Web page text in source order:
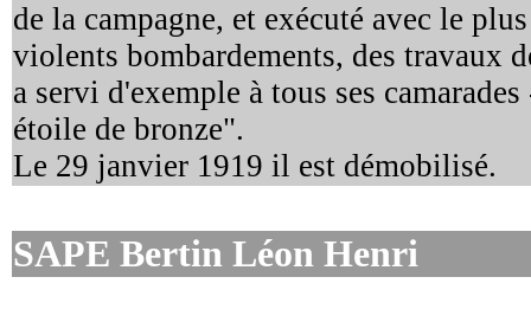
de la campagne, et exécuté avec le
violents bombardements, des travaux
a servi d'exemple à tous ses
étoile de bronze".
Le 29 janvier 1919 il est démobilisé.
SAPE Bertin Léon Henri